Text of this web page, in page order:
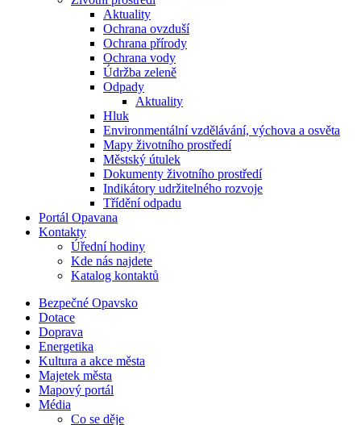
Aktuality
Ochrana ovzduší
Ochrana přírody
Ochrana vody
Údržba zeleně
Odpady
Aktuality
Hluk
Environmentální vzdělávání, výchova a osvěta
Mapy životního prostředí
Městský útulek
Dokumenty životního prostředí
Indikátory udržitelného rozvoje
Třídění odpadu
Portál Opavana
Kontakty
Úřední hodiny
Kde nás najdete
Katalog kontaktů
Bezpečné Opavsko
Dotace
Doprava
Energetika
Kultura a akce města
Majetek města
Mapový portál
Média
Co se děje